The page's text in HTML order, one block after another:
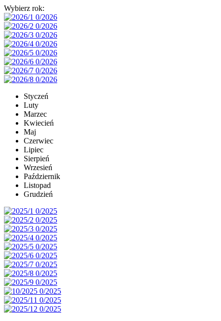
Wybierz rok:
Styczeń
Luty
Marzec
Kwiecień
Maj
Czerwiec
Lipiec
Sierpień
Wrzesień
Październik
Listopad
Grudzień